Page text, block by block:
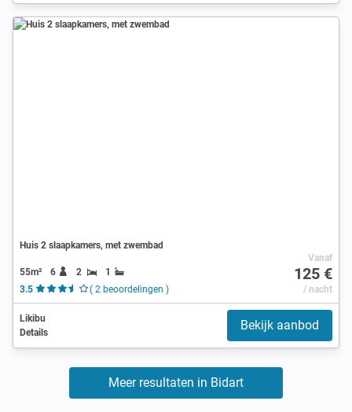
Huis 2 slaapkamers, met zwembad
55m² 6 2
1
3.5
( 2 beoordelingen )
Vanaf
125 €
/ nacht
Likibu
Details
Bekijk aanbod
Meer resultaten in Bidart